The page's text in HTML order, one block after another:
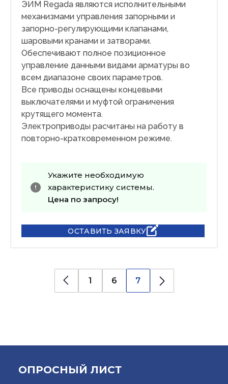
ЭИМ Regada являются исполнительными
механизмами управления запорными и
запорно-регулирующими клапанами,
шаровыми кранами и затворами.
Обеспечивают полное позиционное
управление данными видами арматуры во
всем диапазоне своих параметров.
Все приводы оснащены концевыми
выключателями и муфтой ограничения
крутящего момента.
Электроприводы расчитаны на работу в
повторно-кратковременном режиме.
Укажите необходимую
характеристику системы.
Цена по запросу!
ОСТАВИТЬ ЗАЯВКУ
1 6 7
ОПРОСНЫЙ ЛИСТ